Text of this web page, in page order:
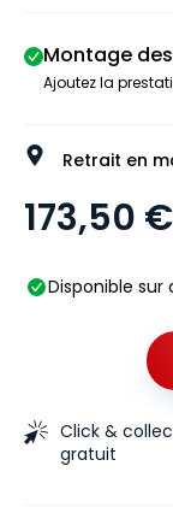
Montage
Ajoutez la
Retrait en
173,50 €
Disponible
Click &
gratuit